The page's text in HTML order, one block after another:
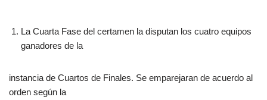
La Cuarta Fase del certamen la disputan los cuatro equipos
ganadores de la
instancia de Cuartos de Finales. Se emparejaran de acuerdo al
orden según la